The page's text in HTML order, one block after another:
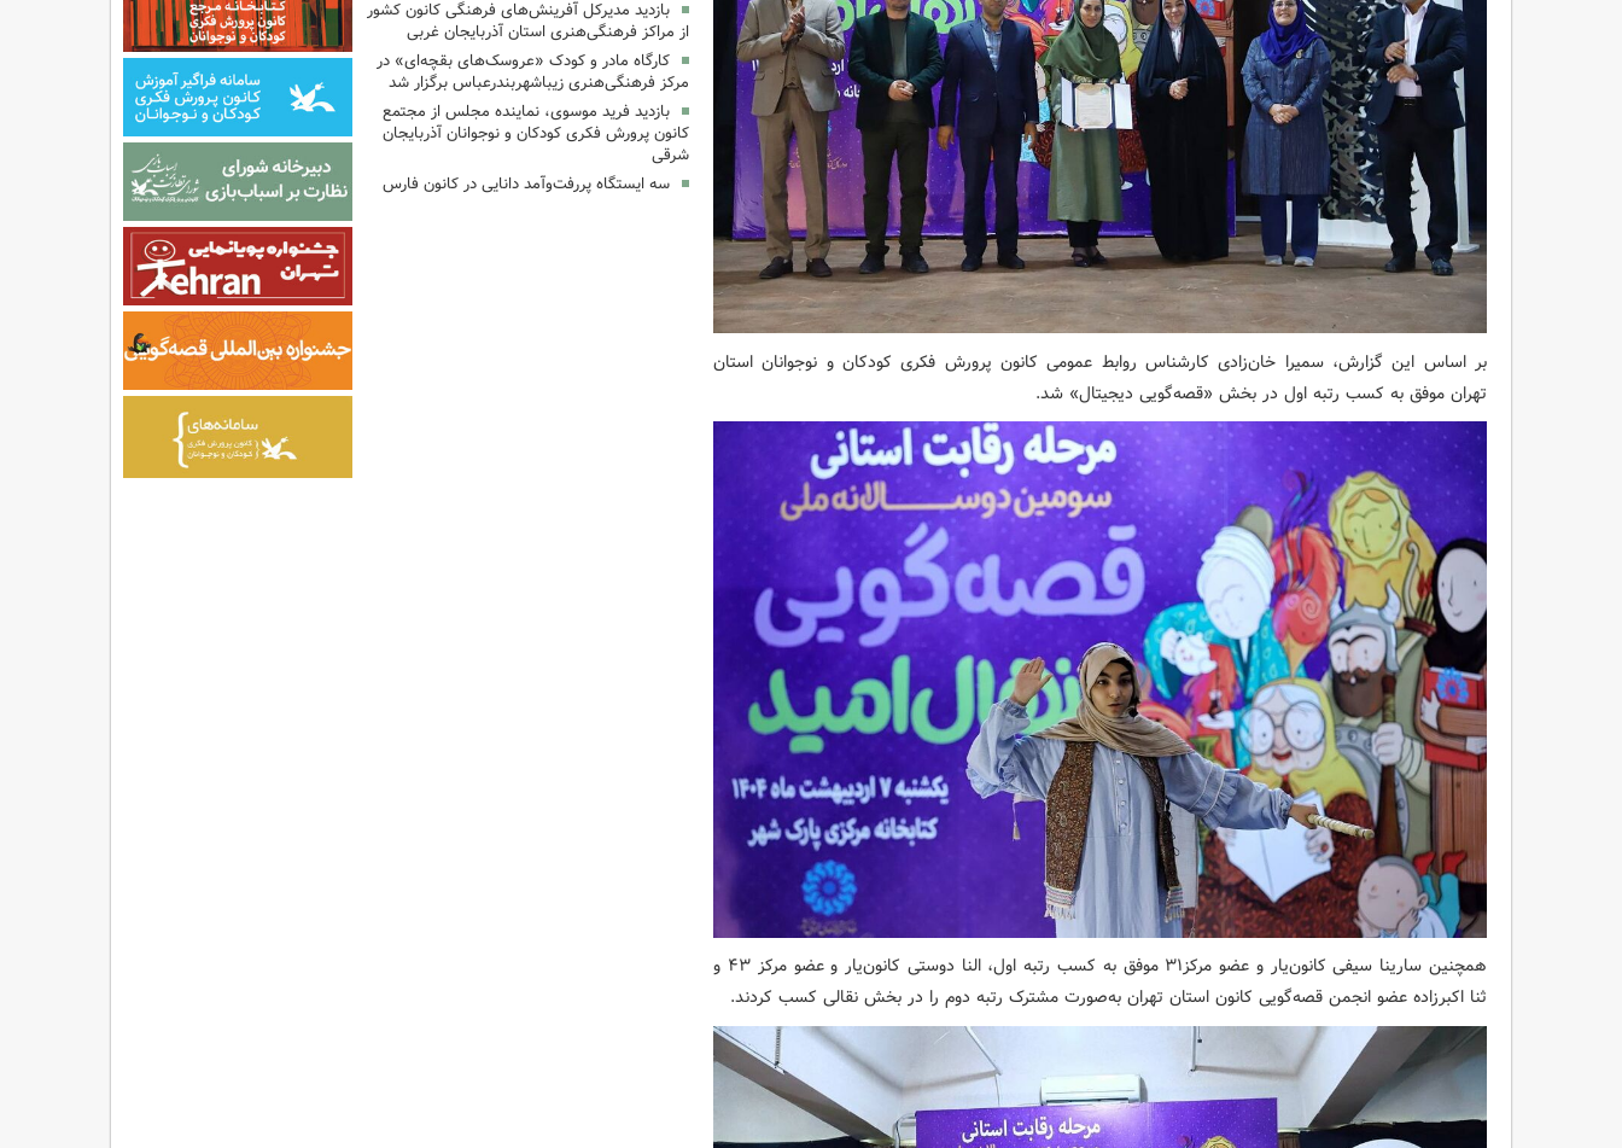
بر اساس این گزارش، سمیرا خان‌زادی کارشناس روابط عمومی کانون پرورش فکری کودکان و نوجوانان استان
تهران موفق به کسب رتبه اول در بخش «قصه‌گویی دیجیتال» شد.
همچنین سارینا سیفی کانون‌یار و عضو مرکز۳۱ موفق به کسب رتبه اول، النا دوستی کانون‌یار و عضو مرکز ۴۳ و
ثنا اکبرزاده عضو انجمن قصه‌گویی کانون استان تهران به‌صورت مشترک رتبه دوم را در بخش نقالی کسب کردند.
بازدید مدیرکل آفرینش‌های فرهنگی کانون کشور
از مراکز فرهنگی‌هنری استان آذربایجان غربی
کارگاه مادر و کودک «عروسک‌های بقچه‌ای» در
مرکز فرهنگی‌هنری زیباشهربندرعباس برگزار شد
بازدید فرید موسوی، نماینده مجلس از مجتمع
کانون پرورش فکری کودکان و نوجوانان آذربایجان
شرقی
سه ایستگاه پررفت‌وآمد دانایی در کانون فارس